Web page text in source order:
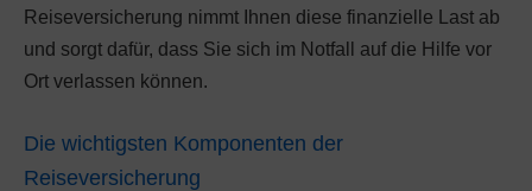
Reiseversicherung nimmt Ihnen diese finanzielle Last ab
und sorgt dafür, dass Sie sich im Notfall auf die Hilfe vor
Ort verlassen können.
Die wichtigsten Komponenten der
Reiseversicherung